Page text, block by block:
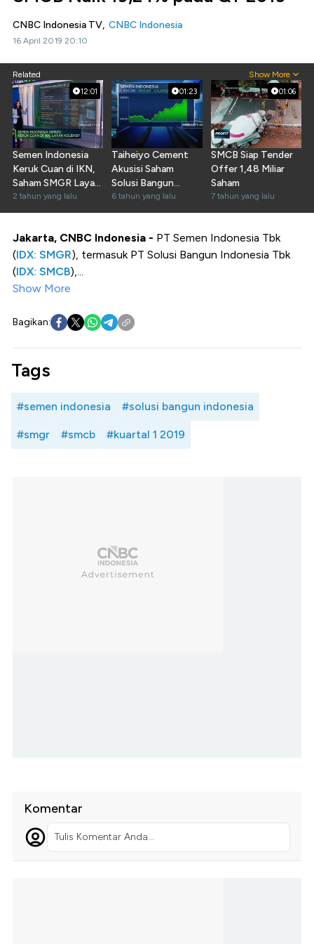
CNBC Indonesia TV, CNBC Indonesia
16 April 2019 20:10
Related Show More
12:01
Semen Indonesia
Keruk Cuan di IKN,
Saham SMGR Layak
Borong?
2 tahun yang lalu
01:23
Taiheiyo Cement
Akusisi Saham
Solusi Bangun
Indonesia
6 tahun yang lalu
01:06
SMCB Siap Tender
Offer 1,48 Miliar
Saham
7 tahun yang lalu
Jakarta, CNBC Indonesia - PT Semen Indonesia Tbk
(IDX: SMGR), termasuk PT Solusi Bangun Indonesia Tbk
(IDX: SMCB),...
Show More
Bagikan:
Tags
#semen indonesia #solusi bangun indonesia
#smgr #smcb #kuartal 1 2019
Komentar
Tulis Komentar Anda...